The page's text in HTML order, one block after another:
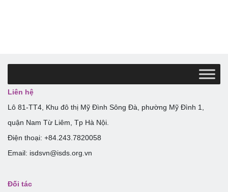
Liên hệ
Lô 81-TT4, Khu đô thị Mỹ Đình Sông Đà, phường Mỹ Đình 1,
quận Nam Từ Liêm, Tp Hà Nội.
Điện thoại: +84.243.7820058
Email: isdsvn@isds.org.vn
Đối tác